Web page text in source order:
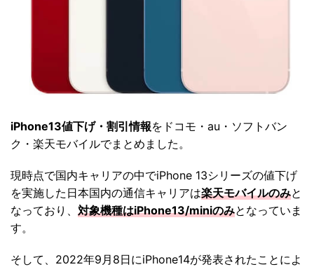
iPhone13値下げ・割引情報をドコモ・au・ソフトバン
ク・楽天モバイルでまとめました。
現時点で国内キャリアの中でiPhone 13シリーズの値下げ
を実施した日本国内の通信キャリアは楽天モバイルのみと
なっており、 対象機種はiPhone13/miniのみとなっていま
す。
そして、2022年9月8日にiPhone14が発表されたことによ